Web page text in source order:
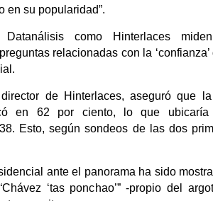
en su popularidad”.
como Hinterlaces
relacionadas con la
de Hinterlaces, aseguró que
en 62 por ciento, lo que ubicaría
38. Esto, según sondeos de las dos
ante el panorama ha sido
‘tas ponchao’” -propio del